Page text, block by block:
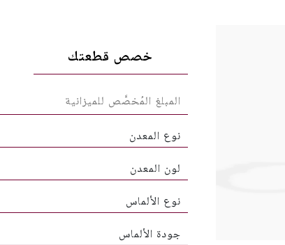
خصص قطعتك
نوع المعدن
لون المعدن
نوع الألماس
جودة الألماس